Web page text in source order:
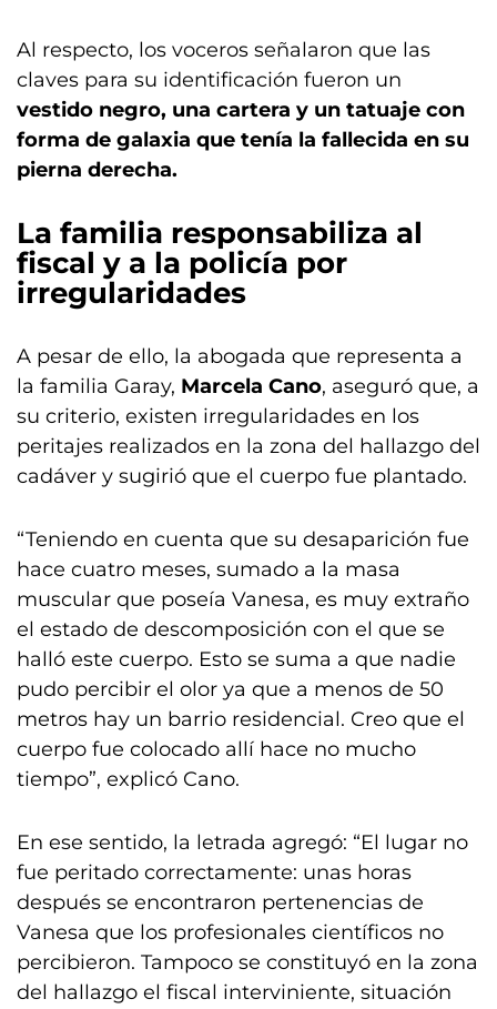
Al respecto, los voceros señalaron que las
claves para su identificación fueron un
vestido negro, una cartera y un tatuaje con
forma de galaxia que tenía la fallecida en su
pierna derecha.
La familia responsabiliza al
fiscal y a la policía por
irregularidades
A pesar de ello, la abogada que representa a
la familia Garay, Marcela Cano, aseguró que, a
su criterio, existen irregularidades en los
peritajes realizados en la zona del hallazgo del
cadáver y sugirió que el cuerpo fue plantado.
“Teniendo en cuenta que su desaparición fue
hace cuatro meses, sumado a la masa
muscular que poseía Vanesa, es muy extraño
el estado de descomposición con el que se
halló este cuerpo. Esto se suma a que nadie
pudo percibir el olor ya que a menos de 50
metros hay un barrio residencial. Creo que el
cuerpo fue colocado allí hace no mucho
tiempo”, explicó Cano.
En ese sentido, la letrada agregó: “El lugar no
fue peritado correctamente: unas horas
después se encontraron pertenencias de
Vanesa que los profesionales científicos no
percibieron. Tampoco se constituyó en la zona
del hallazgo el fiscal interviniente, situación